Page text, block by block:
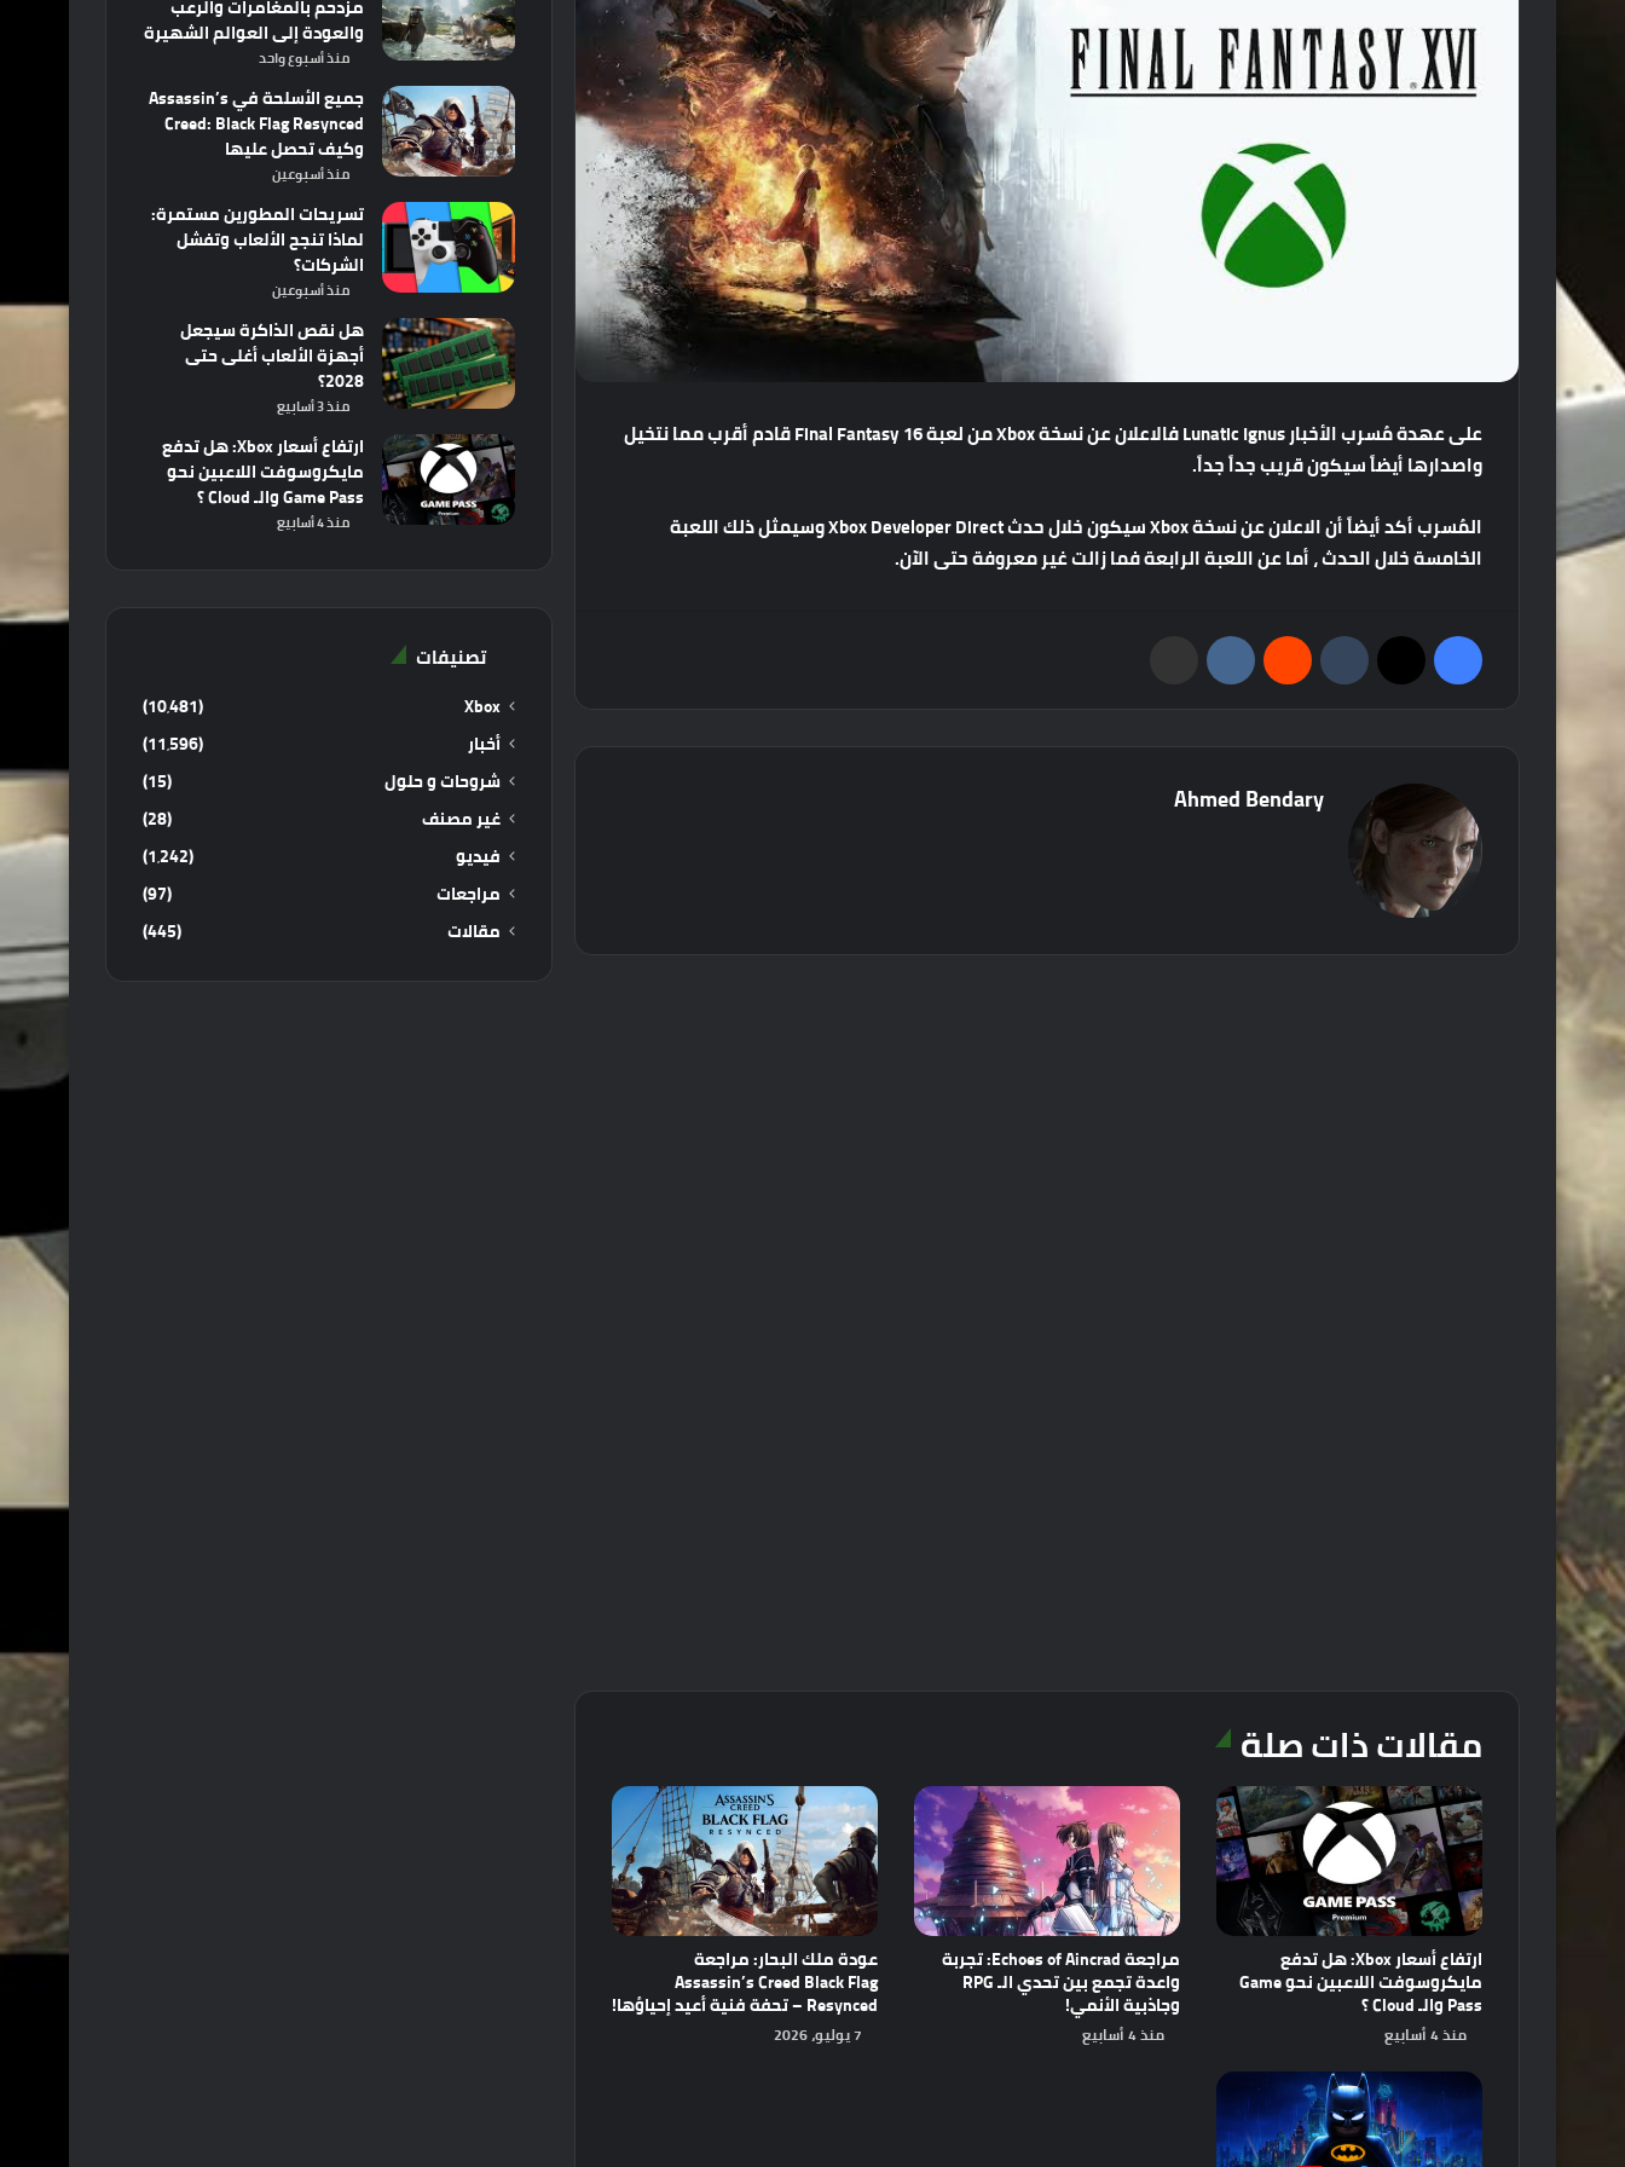
علىعهدةمُسربالأخبار فالاعلانعننسخة منلعبة قادمأقربممانتخيل
واصدارهاأيضاًسيكونقريبجداًجداً.
المُسربأكدأيضاًأنالاعلانعننسخة سيكونخلالحدث وسيمثلذلكاللعبة
الخامسةخلالالحدث،أماعناللعبةالرابعةفمازالتغيرمعروفةحتىالآن.
Ahmed Bendary
مقالات ذات صلة
ارتفاع أسعار Xbox: هل تدفع
مايكروسوفت اللاعبين نحو Game
Pass والـ Cloud ؟
منذ 4 أسابيع
مراجعة Echoes of Aincrad: تجربة
واعدة تجمع بين تحدي الـ RPG
وجاذبية الأنمي!
منذ 4 أسابيع
عودة ملك البحار: مراجعة
Assassin’s Creed Black Flag
Resynced – تحفة فنية أعيد إحياؤها!
7 يوليو، 2026
مزدحم بالمغامرات والرعب
والعودة إلى العوالم الشهيرة
منذ أسبوع واحد
جميع الأسلحة في Assassin’s
Creed: Black Flag Resynced
وكيف تحصل عليها
منذ أسبوعين
تسريحات المطورين مستمرة:
لماذا تنجح الألعاب وتفشل
الشركات؟
منذ أسبوعين
هل نقص الذاكرة سيجعل
أجهزة الألعاب أغلى حتى
2028؟
منذ 3 أسابيع
ارتفاع أسعار Xbox: هل تدفع
مايكروسوفت اللاعبين نحو
Game Pass والـ Cloud ؟
منذ 4 أسابيع
تصنيفات
Xbox
(10٬481)
أخبار
(11٬596)
شروحات و حلول
(15)
غير مصنف
(28)
فيديو
(1٬242)
مراجعات
(97)
مقالات
(445)